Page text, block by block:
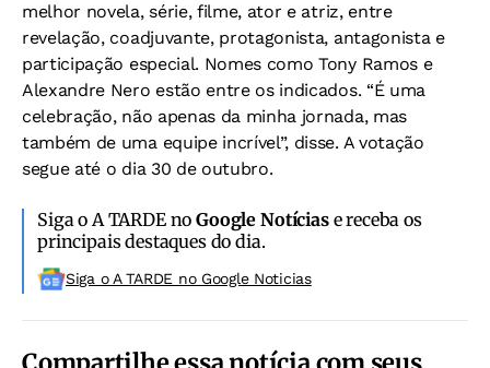
melhor novela, série, filme, ator e atriz, entre
revelação, coadjuvante, protagonista, antagonista e
participação especial. Nomes como Tony Ramos e
Alexandre Nero estão entre os indicados. “É uma
celebração, não apenas da minha jornada, mas
também de uma equipe incrível”, disse. A votação
segue até o dia 30 de outubro.
Siga o A TARDE noGoogle Notíciase receba os
principais destaques do dia.
Siga o A TARDE no Google Noticias